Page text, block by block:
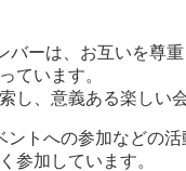
バーは、お互いを尊重
ています。
し、意義ある楽しい
ントへの参加などの活
参加しています。